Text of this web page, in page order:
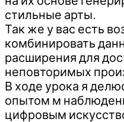
стильные арты.
Так же у вас есть
комбинировать
расширения для
неповторимых
В ходе урока я
опытом м
цифровым